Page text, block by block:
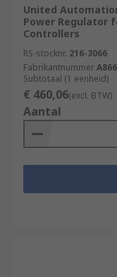
United
Power Regulator
Controllers
RS-stocknr. 216-3066
Fabrikantnummer
Subtotaal (1 eenheid)
€ 460,06(excl. BTW)
Aantal